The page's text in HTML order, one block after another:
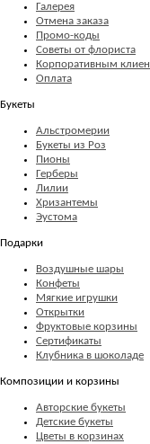
Галерея
Отмена заказа
Промо-коды
Советы от флориста
Корпоративным
Оплата
Букеты
Альстромерии
Букеты из Роз
Пионы
Герберы
Лилии
Хризантемы
Эустома
Подарки
Воздушные шары
Конфеты
Мягкие игрушки
Открытки
Фруктовые корзины
Сертификаты
Клубника в шоколаде
Композиции и корзины
Авторские букеты
Детские букеты
Цветы в корзинах